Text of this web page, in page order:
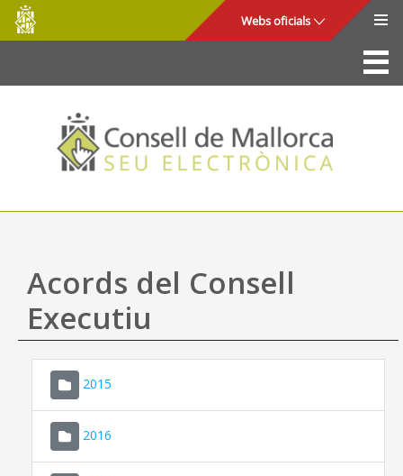
Salta al contingut principal
Consell
de
Mallorca
Webs oficials
La Seu
Consell de Mallorca
Accés i seguretat
Utilitats
Ajuda
Acords del Consell
Executiu
2015
2016